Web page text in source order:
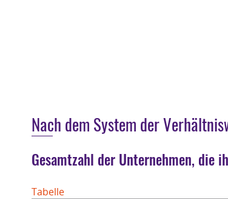
Nach dem System der
Gesamtzahl der Unternehmen, die
Tabelle